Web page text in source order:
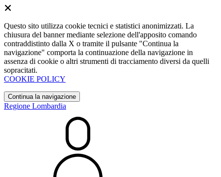
Questo sito utilizza cookie tecnici e statistici anonimizzati. La
chiusura del banner mediante selezione dell'apposito comando
contraddistinto dalla X o tramite il pulsante "Continua la
navigazione" comporta la continuazione della navigazione in
assenza di cookie o altri strumenti di tracciamento diversi da quelli
sopracitati.
COOKIE POLICY
Continua la navigazione
Regione Lombardia